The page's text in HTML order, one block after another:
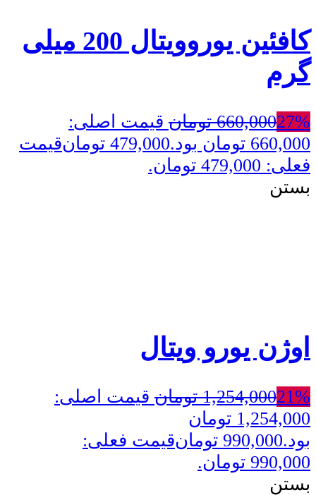
کافئین یوروویتال 200 میلی
گرم
27%
660,000 تومان قیمت اصلی:
660,000 تومان بود.
479,000 تومانقیمت
فعلی: 479,000 تومان.
بستن
اوژن یورو ویتال
21%
1,254,000 تومان قیمت اصلی:
1,254,000 تومان
بود.990,000 تومانقیمت فعلی:
990,000 تومان.
بستن